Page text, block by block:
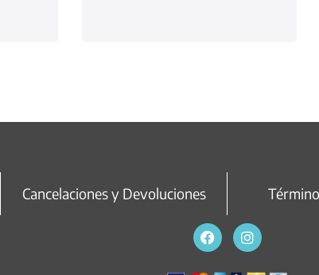
Cancelaciones y Devoluciones